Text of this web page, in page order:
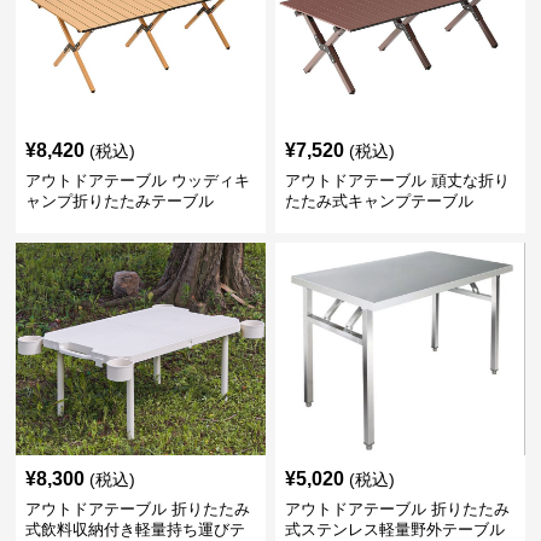
¥8,420 (税込)
アウトドアテーブル ウッディキ
ャンプ折りたたみテーブル
¥7,520 (税込)
アウトドアテーブル 頑丈な折り
たたみ式キャンプテーブル
¥8,300 (税込)
アウトドアテーブル 折りたたみ
式飲料収納付き軽量持ち運びテ
¥5,020 (税込)
アウトドアテーブル 折りたたみ
式ステンレス軽量野外テーブル